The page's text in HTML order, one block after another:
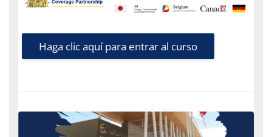
Haga clic aquí para entrar al curso